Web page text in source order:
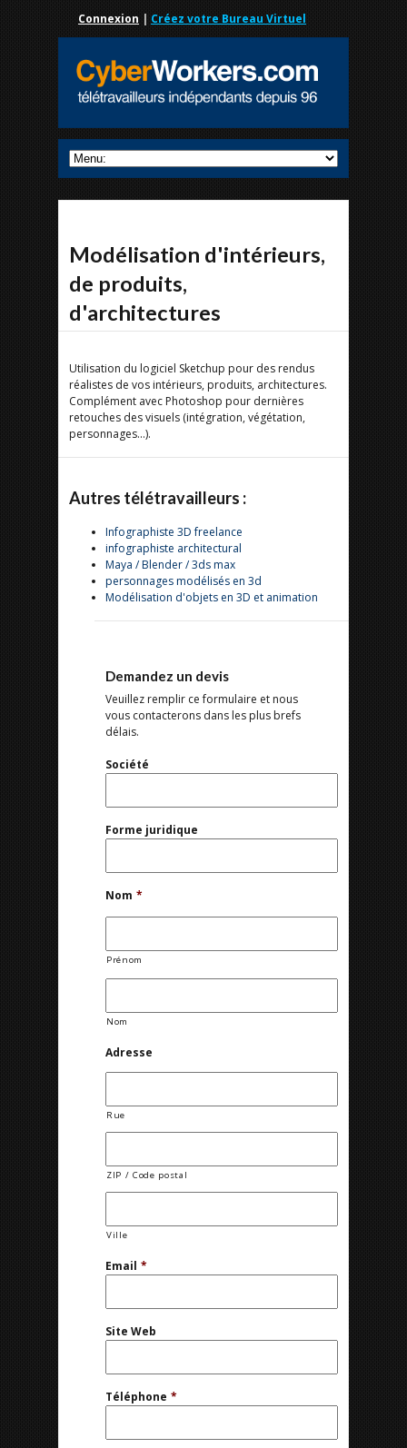
Connexion | Créez votre Bureau Virtuel
Modélisation d'intérieurs,
de produits,
d'architectures
Utilisation du logiciel Sketchup pour des rendus
réalistes de vos intérieurs, produits, architectures.
Complément avec Photoshop pour dernières
retouches des visuels (intégration, végétation,
personnages...).
Autres télétravailleurs :
Infographiste 3D freelance
infographiste architectural
Maya / Blender / 3ds max
personnages modélisés en 3d
Modélisation d'objets en 3D et animation
Demandez un devis
Veuillez remplir ce formulaire et nous
vous contacterons dans les plus brefs
délais.
Société
Forme juridique
Nom *
Prénom
Nom
Adresse
Rue
ZIP / Code postal
Ville
Email *
Site Web
Téléphone *